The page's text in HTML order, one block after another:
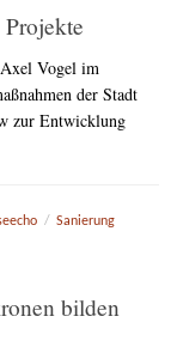
Vogel im
der Stadt
zur Entwicklung
/ Sanierung
bilden